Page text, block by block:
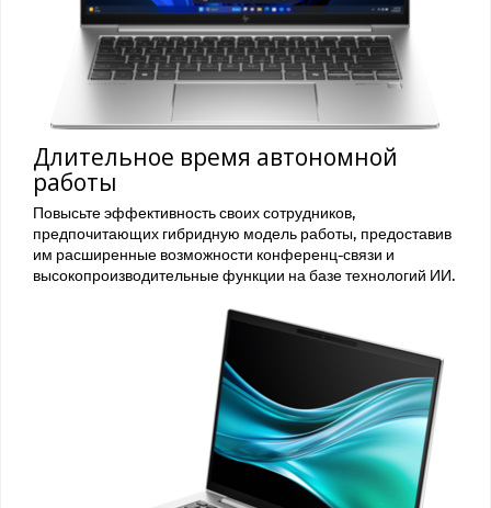
Длительное время автономной
работы
Повысьте эффективность своих сотрудников,
предпочитающих гибридную модель работы, предоставив
им расширенные возможности конференц-связи и
высокопроизводительные функции на базе технологий ИИ.